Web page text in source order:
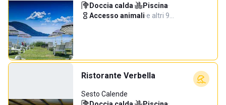
Doccia calda· Piscina·
Accesso animali·e altri 9…
Ristorante Verbella
Sesto Calende